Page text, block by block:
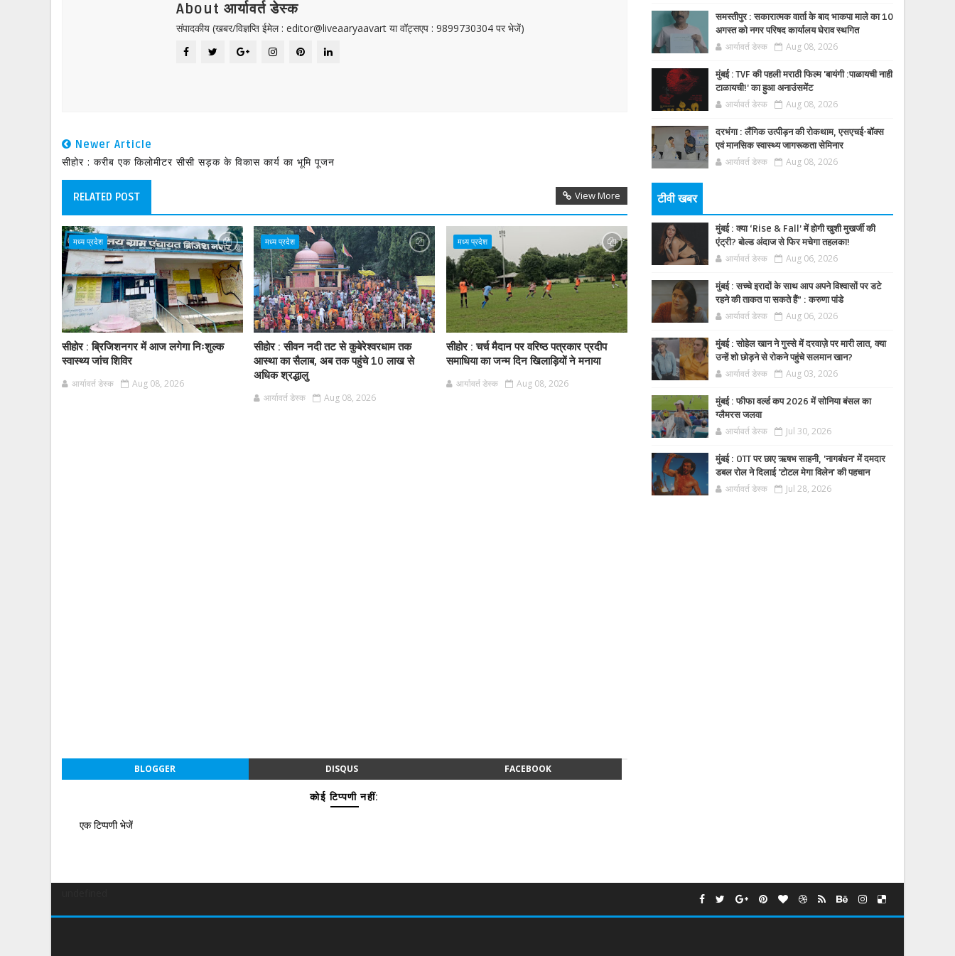
About आर्यावर्त डेस्क
संपादकीय (खबर/विज्ञप्ति ईमेल : editor@liveaaryaavart या वॉट्सएप : 9899730304 पर भेजें)
Newer Article
सीहोर : करीब एक किलोमीटर सीसी सड़क के विकास कार्य का भूमि पूजन
RELATED POST View More
मध्य प्रदेश
सीहोर : ब्रिजिशनगर में आज लगेगा निःशुल्क
स्वास्थ्य जांच शिविर
आर्यावर्त डेस्क Aug 08, 2026
मध्य प्रदेश
सीहोर : सीवन नदी तट से कुबेरेश्वरधाम तक
आस्था का सैलाब, अब तक पहुंचे 10 लाख से
अधिक श्रद्धालु
आर्यावर्त डेस्क Aug 08, 2026
मध्य प्रदेश
सीहोर : चर्च मैदान पर वरिष्ठ पत्रकार प्रदीप
समाधिया का जन्म दिन खिलाड़ियों ने मनाया
आर्यावर्त डेस्क Aug 08, 2026
BLOGGER DISQUS FACEBOOK
कोई टिप्पणी नहीं:
एक टिप्पणी भेजें
समस्तीपुर : सकारात्मक वार्ता के बाद भाकपा माले का 10
अगस्त को नगर परिषद कार्यालय घेराव स्थगित
आर्यावर्त डेस्क Aug 08, 2026
मुंबई : TVF की पहली मराठी फिल्म 'बायंगी :पाळायची नाही
टाळायची!' का हुआ अनाउंसमेंट
आर्यावर्त डेस्क Aug 08, 2026
दरभंगा : लैंगिक उत्पीड़न की रोकथाम, एसएचई-बॉक्स
एवं मानसिक स्वास्थ्य जागरूकता सेमिनार
आर्यावर्त डेस्क Aug 08, 2026
टीवी खबर
मुंबई : क्या ‘Rise & Fall’ में होगी खुशी मुखर्जी की
एंट्री? बोल्ड अंदाज से फिर मचेगा तहलका!
आर्यावर्त डेस्क Aug 06, 2026
मुंबई : सच्चे इरादों के साथ आप अपने विश्वासों पर डटे
रहने की ताकत पा सकते हैं” : करुणा पांडे
आर्यावर्त डेस्क Aug 06, 2026
मुंबई : सोहेल खान ने गुस्से में दरवाज़े पर मारी लात, क्या
उन्हें शो छोड़ने से रोकने पहुंचे सलमान खान?
आर्यावर्त डेस्क Aug 03, 2026
मुंबई : फीफा वर्ल्ड कप 2026 में सोनिया बंसल का
ग्लैमरस जलवा
आर्यावर्त डेस्क Jul 30, 2026
मुंबई : OTT पर छाए ऋषभ साहनी, 'नागबंधन' में दमदार
डबल रोल ने दिलाई 'टोटल मेगा विलेन' की पहचान
आर्यावर्त डेस्क Jul 28, 2026